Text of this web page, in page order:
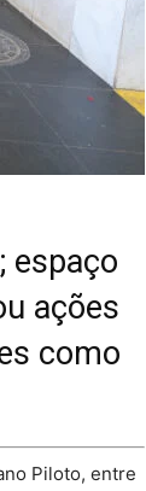
espaço
ações
como
Piloto, entre